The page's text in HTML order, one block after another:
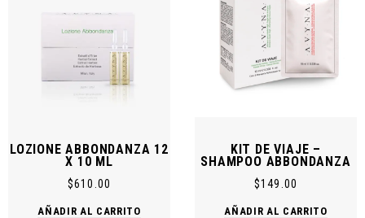
LOZIONE ABBONDANZA 12
X 10 ML
$610.00
AÑADIR AL CARRITO
KIT DE VIAJE –
SHAMPOO ABBONDANZA
$149.00
AÑADIR AL CARRITO